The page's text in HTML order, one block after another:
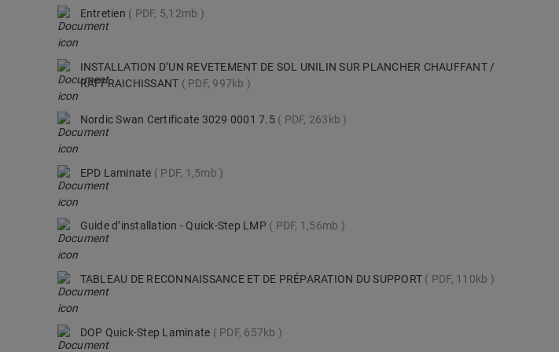
Entretien PDF, 5,12mb
INSTALLATION D’UN REVETEMENT DE SOL UNILIN SUR PLANCHER CHAUFFANT /
RAFFRAICHISSANT
PDF, 997kb
Nordic Swan Certificate 3029 0001 7.5 PDF, 263kb
EPD Laminate PDF, 1,5mb
Guide d’installation - Quick-Step LMP PDF, 1,56mb
TABLEAU DE RECONNAISSANCE ET DE PRÉPARATION DU SUPPORT PDF, 110kb
DOP Quick-Step Laminate PDF, 657kb